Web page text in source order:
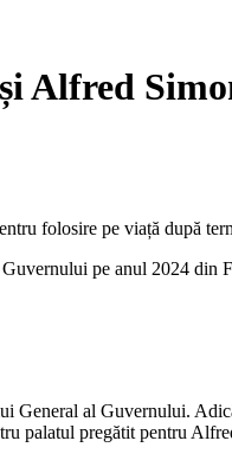
Alfred
folosire pe viață după
pe anul 2024 din
General al Guvernului.
palatul pregătit pentru